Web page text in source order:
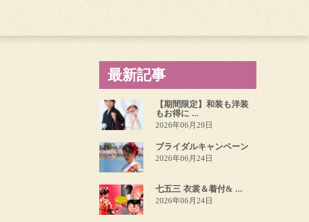
最新記事
【期間限定】和装も洋装
もお得に ...
2026年06月29日
ブライダルキャンペーン
2026年06月24日
七五三 衣裳＆着付& ...
2026年06月24日